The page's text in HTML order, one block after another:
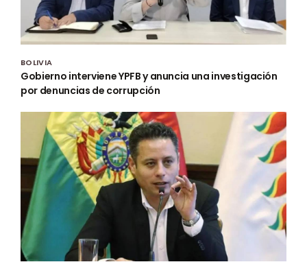
BOLIVIA
Gobierno interviene YPFB y anuncia una investigación
por denuncias de corrupción